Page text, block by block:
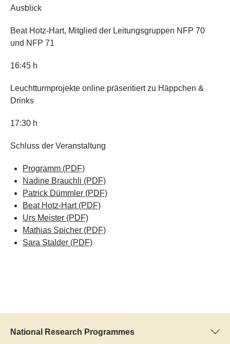
Ausblick
Beat Hotz-Hart, Mitglied der Leitungsgruppen NFP 70
und NFP 71
16:45 h
Leuchtturmprojekte online präsentiert zu Häppchen &
Drinks
17:30 h
Schluss der Veranstaltung
Programm (PDF)
Nadine Brauchli (PDF)
Patrick Dümmler (PDF)
Beat Hotz-Hart (PDF)
Urs Meister (PDF)
Mathias Spicher (PDF)
Sara Stalder (PDF)
National Research Programmes